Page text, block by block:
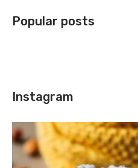
Popular posts
Instagram